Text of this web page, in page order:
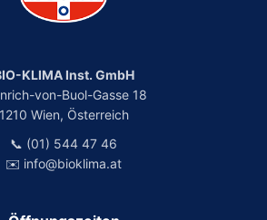
KLIMA Inst. GmbH
von-Buol-Gasse 18
1210 Wien, Österreich
📞 (01) 544 47 46
✉️ info@bioklima.at